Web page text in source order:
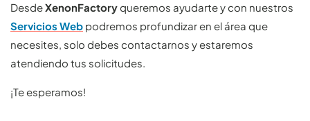
DesdeXenonFactoryqueremos ayudarte y con nuestros
Servicios Web podremos profundizar en el área que
necesites, solo debes contactarnos y estaremos
atendiendo tus solicitudes.
¡Te esperamos!